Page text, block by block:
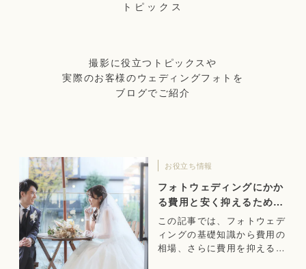
トピックス
撮影に役立つトピックスや
実際のお客様のウェディングフォトを
ブログでご紹介
お役立ち情報
フォトウェディングにかか
る費用と安く抑えるための
ポイント
この記事では、フォトウェデ
ィングの基礎知識から費用の
相場、さらに費用を抑えるた